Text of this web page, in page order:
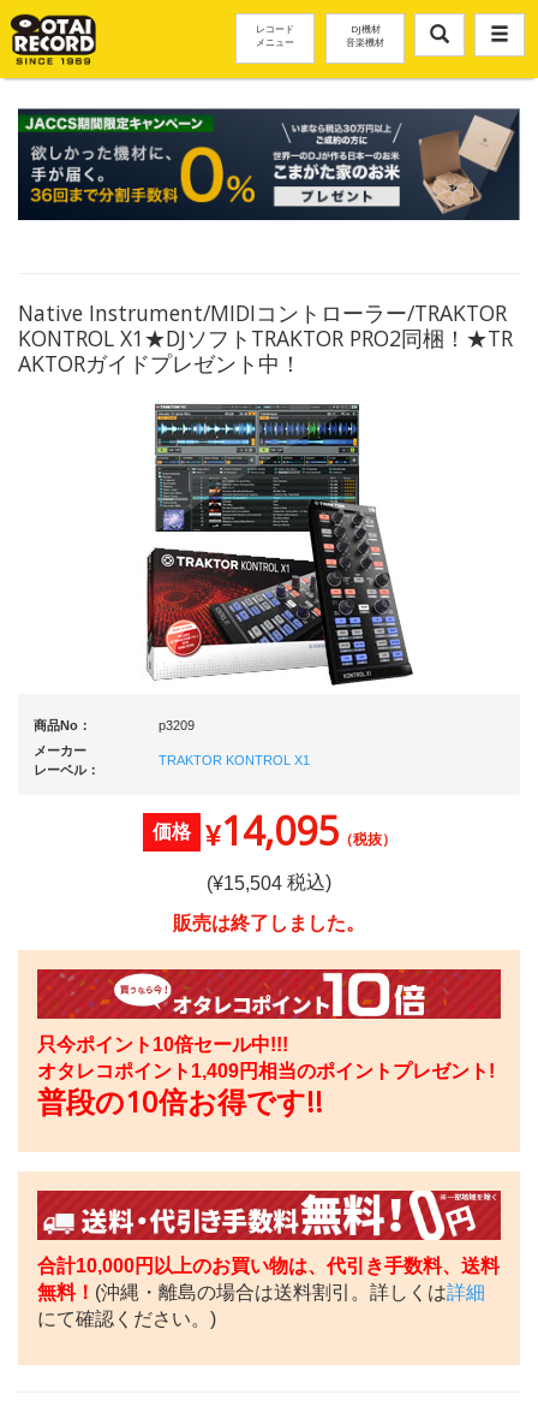
レコード
メニュー
DJ機材
音楽機材
Native Instrument/MIDIコントローラー/TRAKTOR
KONTROL X1★DJソフトTRAKTOR PRO2同梱！★TR
AKTORガイドプレゼント中！
商品No：
p3209
メーカー
レーベル：
TRAKTOR KONTROL X1
価格 ¥14,095（税抜）
(¥15,504 税込)
販売は終了しました。
只今ポイント10倍セール中!!!
オタレコポイント 1,409円相当のポイントプレゼント!
普段の10倍お得です!!
合計10,000円以上のお買い物は、代引き手数料、送料
無料！ (沖縄・離島の場合は送料割引。詳しくは詳細
にて確認ください。)